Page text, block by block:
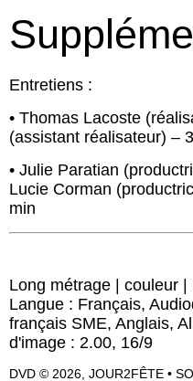
Entretiens :
• Thomas Lacoste
(assistant réalisateur) –
• Julie Paratian
Lucie Corman
min
Long métrage | couleur
Langue : Français,
français SME, Anglais,
d'image : 2.00, 16/9
DVD © 2026, JOUR2FÊTE •